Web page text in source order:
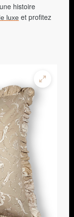
histoire
luxe et profitez